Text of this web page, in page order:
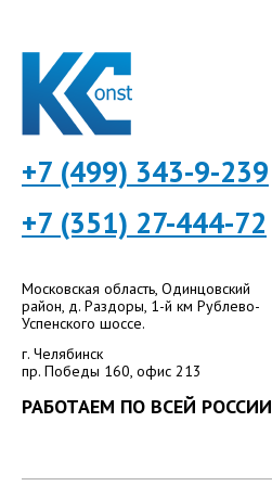
+7 (499) 343-9-239
+7 (351) 27-444-72
Московская область, Одинцовский
район, д. Раздоры, 1-й км Рублево-
Успенского шоссе.
г. Челябинск
пр. Победы 160, офис 213
РАБОТАЕМ ПО ВСЕЙ РОССИИ